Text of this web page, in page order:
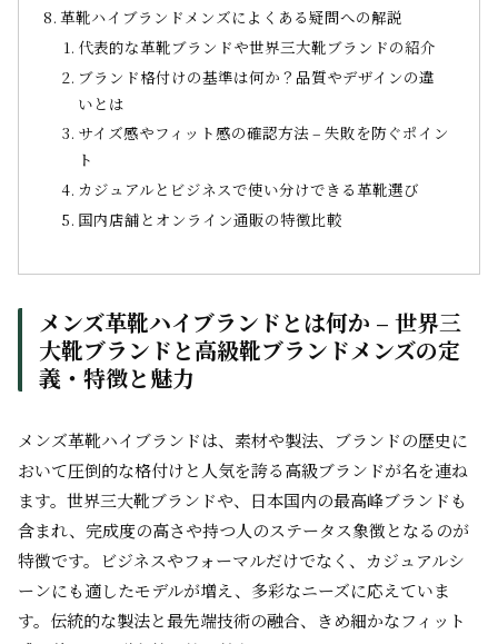
革靴ハイブランドメンズによくある疑問への解説
代表的な革靴ブランドや世界三大靴ブランドの紹介
ブランド格付けの基準は何か？品質やデザインの違
いとは
サイズ感やフィット感の確認方法 – 失敗を防ぐポイン
ト
カジュアルとビジネスで使い分けできる革靴選び
国内店舗とオンライン通販の特徴比較
メンズ革靴ハイブランドとは何か – 世界三
大靴ブランドと高級靴ブランドメンズの定
義・特徴と魅力
メンズ革靴ハイブランドは、素材や製法、ブランドの歴史に
おいて圧倒的な格付けと人気を誇る高級ブランドが名を連ね
ます。世界三大靴ブランドや、日本国内の最高峰ブランドも
含まれ、完成度の高さや持つ人のステータス象徴となるのが
特徴です。ビジネスやフォーマルだけでなく、カジュアルシ
ーンにも適したモデルが増え、多彩なニーズに応えていま
す。伝統的な製法と最先端技術の融合、きめ細かなフィット